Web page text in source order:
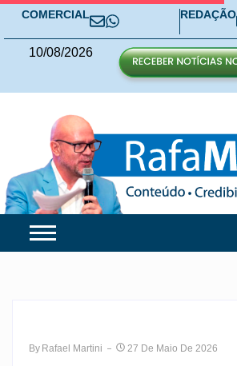
COMERCIAL REDAÇÃO
10/08/2026
By Rafael Martini 27 De Maio De 2026